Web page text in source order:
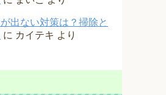
出ない対策は？掃除と
に カイテキ より